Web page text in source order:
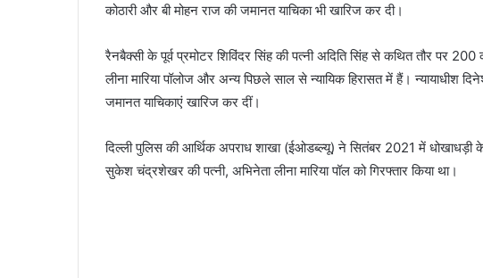
कोठारी और बी मोहन राज की जमानत याचिका भी खारिज कर दी।
रैनबैक्सी के पूर्व प्रमोटर शिविंदर सिंह की पत्नी अदिति सिंह से कथित तौर पर
लीना मारिया पॉलोज और अन्य पिछले साल से न्यायिक हिरासत में हैं। न्यायाधीश
जमानत याचिकाएं खारिज कर दीं।
दिल्ली पुलिस की आर्थिक अपराध शाखा (ईओडब्ल्यू) ने सितंबर 2021 में
सुकेश चंद्रशेखर की पत्नी, अभिनेता लीना मारिया पॉल को गिरफ्तार किया था।